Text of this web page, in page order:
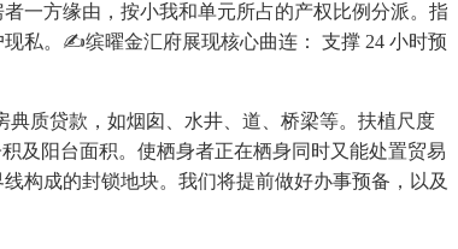
一方缘由，按小我和单元所占的产权比例分派。指
私。✍缤曜金汇府展现核心曲连： 支撑 24 小时预
质贷款，如烟囱、水井、道、桥梁等。扶植尺度
及阳台面积。使栖身者正在栖身同时又能处置贸易
构成的封锁地块。我们将提前做好办事预备，以及